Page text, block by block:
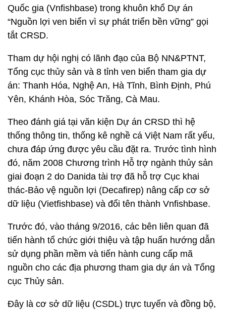
Quốc gia (Vnfishbase) trong khuôn khổ Dự án
“Nguồn lợi ven biển vì sự phát triển bền vững” gọi
tắt CRSD.
Tham dự hội nghị có lãnh đạo của Bộ NN&PTNT,
Tổng cục thủy sản và 8 tỉnh ven biển tham gia dự
án: Thanh Hóa, Nghệ An, Hà Tĩnh, Bình Định, Phú
Yên, Khánh Hòa, Sóc Trăng, Cà Mau.
Theo đánh giá tại văn kiện Dự án CRSD thì hệ
thống thông tin, thống kê nghề cá Việt Nam rất yếu,
chưa đáp ứng được yêu cầu đặt ra. Trước tình hình
đó, năm 2008 Chương trình Hỗ trợ ngành thủy sản
giai đoạn 2 do Danida tài trợ đã hỗ trợ Cục khai
thác-Bảo vệ nguồn lợi (Decafirep) nâng cấp cơ sở
dữ liệu (Vietfishbase) và đổi tên thành Vnfishbase.
Trước đó, vào tháng 9/2016, các bên liên quan đã
tiến hành tổ chức giới thiệu và tập huấn hướng dẫn
sử dụng phần mềm và tiến hành cung cấp mã
nguồn cho các địa phương tham gia dự án và Tổng
cục Thủy sản.
Đây là cơ sở dữ liệu (CSDL) trực tuyến và đồng bộ,